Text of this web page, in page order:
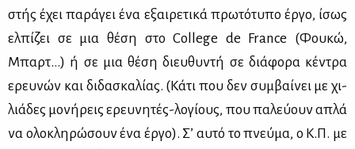
στής έχει πα­ρά­γει ένα εξαι­ρε­τι­κά πρω­τό­τυ­πο έρ­γο, ίσως
ελ­πί­ζει σε μια θέ­ση στο College de France (Φου­κώ,
Μπαρτ…) ή σε μια θέ­ση διευ­θυ­ντή σε διά­φο­ρα κέ­ντρα
ερευ­νών και δι­δα­σκα­λί­ας. (Κά­τι που δεν συμ­βαί­νει με χι­
λιά­δες μο­νή­ρεις ερευ­νη­τές-λο­γί­ους, που πα­λεύ­ουν απλά
να ολο­κλη­ρώ­σουν ένα έρ­γο). Σ’ αυ­τό το πνεύ­μα, ο Κ.Π. με